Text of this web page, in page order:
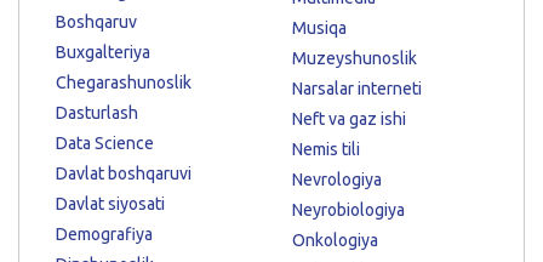
Boshqaruv
Buxgalteriya
Chegarashunoslik
Dasturlash
Data Science
Davlat boshqaruvi
Davlat siyosati
Demografiya
Musiqa
Muzeyshunoslik
Narsalar interneti
Neft va gaz ishi
Nemis tili
Nevrologiya
Neyrobiologiya
Onkologiya